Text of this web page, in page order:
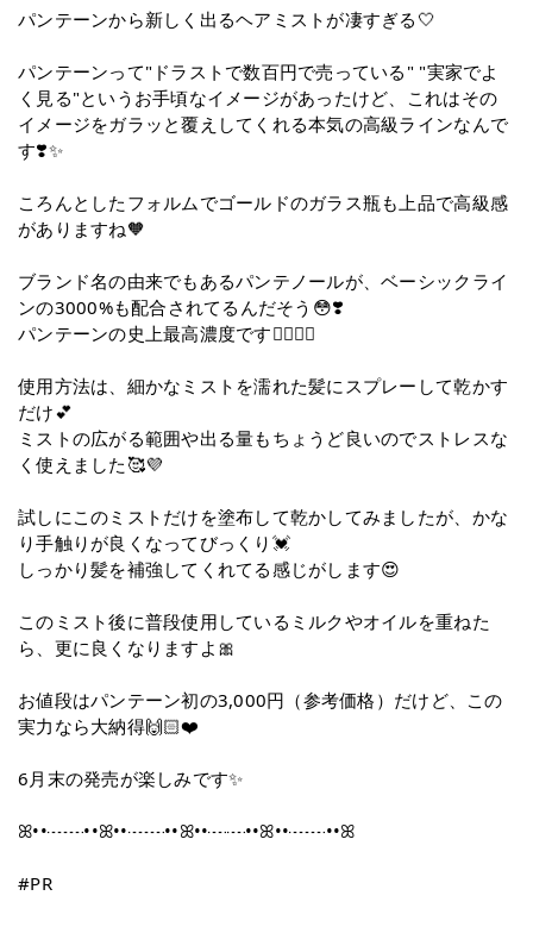
パンテーンから新しく出るヘアミストが凄すぎる🤍
パンテーンって"ドラストで数百円で売っている" "実家でよ
く見る"というお手頃なイメージがあったけど、これはその
イメージをガラッと覆えしてくれる本気の高級ラインなんで
す❣️✨
ころんとしたフォルムでゴールドのガラス瓶も上品で高級感
がありますね🧡
ブランド名の由来でもあるパンテノールが、ベーシックライ
ンの3000%も配合されてるんだそう😳❣️
パンテーンの史上最高濃度です❤️‍🔥❤️‍🔥
使用方法は、細かなミストを濡れた髪にスプレーして乾かす
だけ💕
ミストの広がる範囲や出る量もちょうど良いのでストレスな
く使えました🥰💜
試しにこのミストだけを塗布して乾かしてみましたが、かな
り手触りが良くなってびっくり💓
しっかり髪を補強してくれてる感じがします😍
このミスト後に普段使用しているミルクやオイルを重ねた
ら、更に良くなりますよ🎀
お値段はパンテーン初の3,000円（参考価格）だけど、この
実力なら大納得🙌🏻❤️
6月末の発売が楽しみです✨
ꕤ••┈┈••ꕤ••┈┈••ꕤ••┈┈••ꕤ••┈┈••ꕤ
#PR